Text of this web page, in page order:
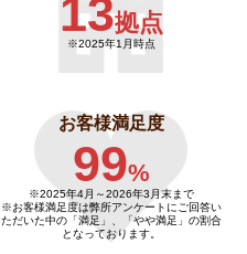
13拠点
※2025年1月時点
お客様満足度
99%
※2025年4月～2026年3月末まで
※お客様満足度は弊所アンケートにご回答い
ただいた中の「満足」、「やや満足」の割合
となっております。